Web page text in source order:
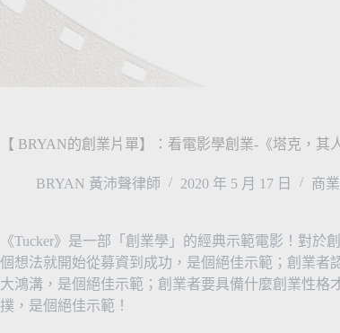
【 BRYAN的創業片單】：看電影學創業-《塔克，其
BRYAN 黃沛聲律師 2020 年 5 月 17 日 商
《Tucker》是一部「創業學」的經典示範電影！對
個想法就開始從募資到成功，是個絕佳示範；創業者
大鴻溝，是個絕佳示範；創業者要具備什麼創業性
撲，是個絕佳示範！